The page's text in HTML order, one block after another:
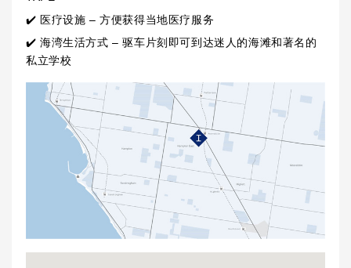
✔️ 医疗设施 – 方便获得当地医疗服务
✔️ 海湾生活方式 – 驱车片刻即可到达迷人的海滩和著名的
私立学校